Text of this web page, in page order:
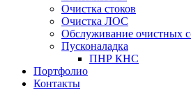
Очистка стоков
Очистка ЛОС
Обслуживание очистных
Пусконаладка
ПНР КНС
Портфолио
Контакты